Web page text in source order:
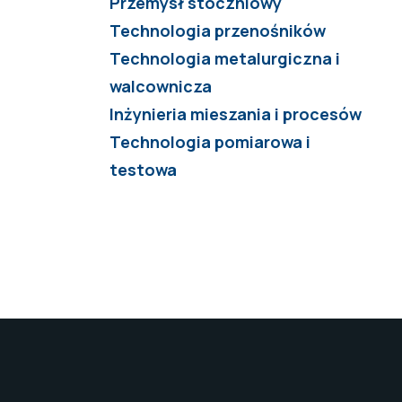
Technologia przenośników
Technologia metalurgiczna i
walcownicza
Inżynieria mieszania i procesów
Technologia pomiarowa i
testowa